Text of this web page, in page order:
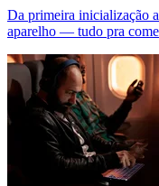
Da primeira inicialização
aparelho — tudo pra